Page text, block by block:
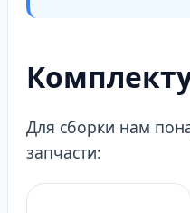
Для сборки нам
запчасти: